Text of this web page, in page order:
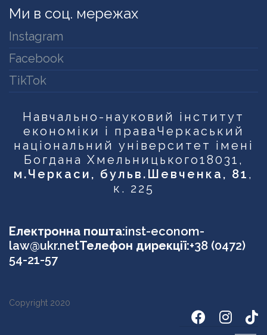
Ми в соц. мережах
Instagram
Facebook
TikTok
Навчально-науковий інститут
економіки і права Черкаський
національний університет імені
Богдана Хмельницького18031,
м.Черкаси, бульв.Шевченка, 81 ,
к. 225
Електронна пошта:inst-econom-
law@ukr.netТелефон дирекції:+38 (0472)
54-21-57
Copyright 2020